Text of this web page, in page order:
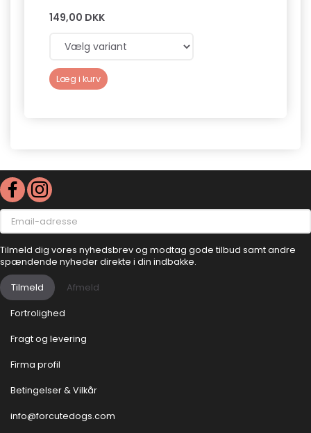
149,00 DKK
Læg i kurv
Email-
adresse
Tilmeld dig vores nyhedsbrev og modtag gode tilbud samt andre
spændende nyheder direkte i din indbakke.
Tilmeld Afmeld
Fortrolighed
Fragt og levering
Firma profil
Betingelser & Vilkår
info@forcutedogs.com